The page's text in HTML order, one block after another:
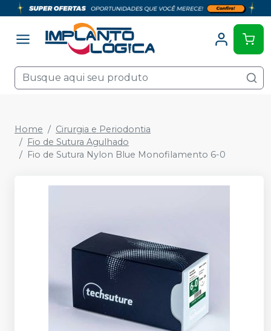
Home
Cirurgia e Periodontia
Fio de Sutura Agulhado
Fio de Sutura Nylon Blue Monofilamento 6-0